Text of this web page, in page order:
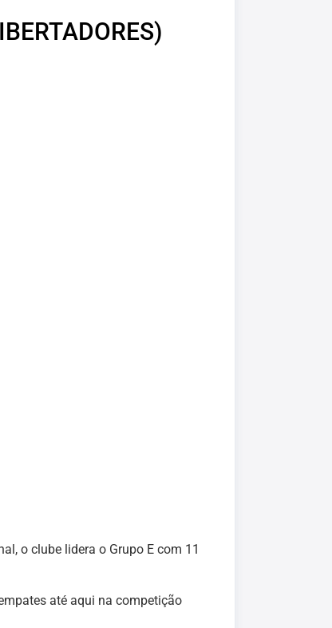
o clube lidera o Grupo E com 11
até aqui na competição